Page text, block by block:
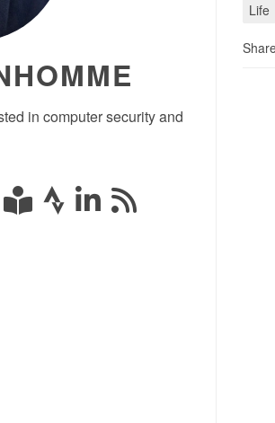
in computer security and
Life